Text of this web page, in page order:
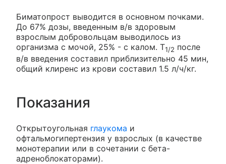
Биматопрост выводится в основном почками.
До 67% дозы, введенным в/в здоровым
взрослым добровольцам выводилось из
организма с мочой, 25% - с калом. T1/2 после
в/в введения составил приблизительно 45 мин,
общий клиренс из крови составил 1.5 л/ч/кг.
Показания
Открытоугольная глаукома и
офтальмогипертензия у взрослых (в качестве
монотерапии или в сочетании с бета-
адреноблокаторами).